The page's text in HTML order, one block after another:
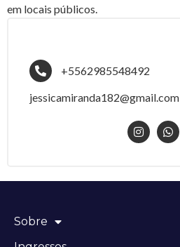
em locais públicos.
+5562985548492
jessicamiranda182@gmail.com
Sobre